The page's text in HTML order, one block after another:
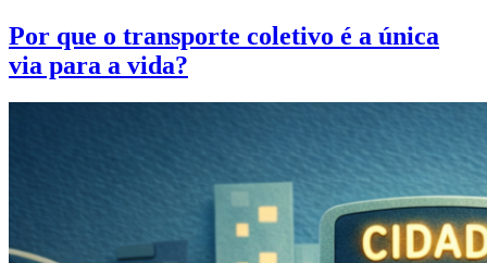
Por que o transporte coletivo é a única
via para a vida?